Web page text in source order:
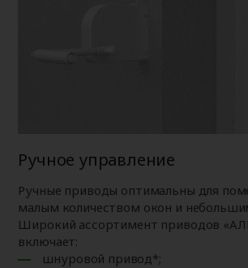
Ручное управление
Ручные приводы оптимальны для
малым количеством окон и
Широкий ассортимент приводов
включает:
шнуровой привод*;